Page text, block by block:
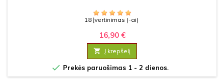
18 Įvertinimas (-ai)
16,90 €
 Į krepšelį
 Prekės paruošimas 1 - 2 dienos.